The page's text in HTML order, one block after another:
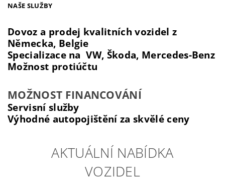
NAŠE SLUŽBY
Dovoz a prodej kvalitních vozidel z
Německa, Belgie
Specializace na VW, Škoda, Mercedes-Benz
Možnost protiúčtu
MOŽNOST FINANCOVÁNÍ
Servisní služby
Výhodné autopojištění za skvělé ceny
AKTUÁLNÍ NABÍDKA
VOZIDEL